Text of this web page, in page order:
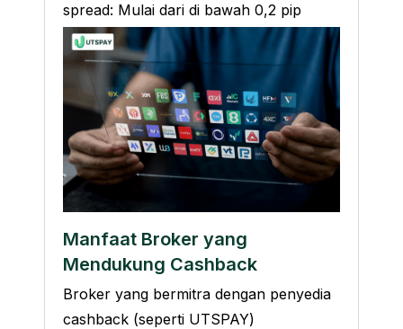
spread: Mulai dari di bawah 0,2 pip
Manfaat Broker yang
Mendukung Cashback
Broker yang bermitra dengan penyedia
cashback (seperti UTSPAY)